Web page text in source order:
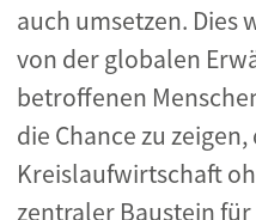
auch umsetzen. Dies
von der globalen
betroffenen
die Chance zu zeigen,
Kreislaufwirtschaft
zentraler Baustein